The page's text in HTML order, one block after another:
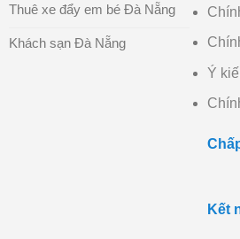
Thuê xe đẩy em bé Đà Nẵng
Khách sạn Đà Nẵng
Ý
Kết